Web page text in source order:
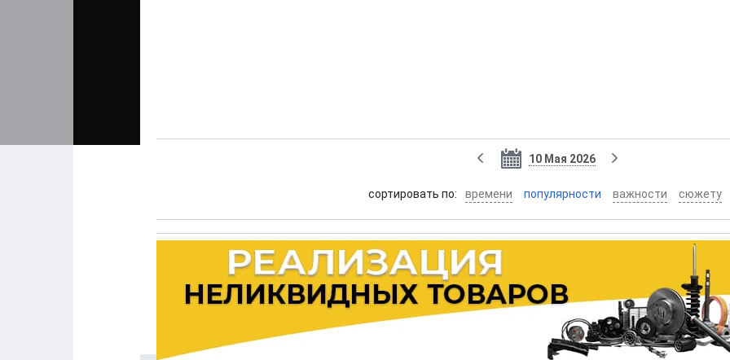
10 Мая 2026
cортировать по: времени популярности важности сюжету